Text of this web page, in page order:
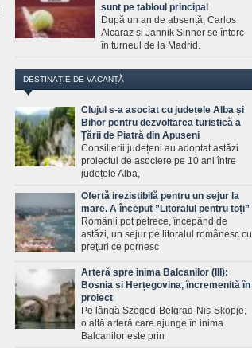
sunt pe tabloul principal
După un an de absență, Carlos
Alcaraz și Jannik Sinner se întorc
în turneul de la Madrid.
DESTINAȚIE DE VACANȚĂ
Clujul s-a asociat cu județele Alba și
Bihor pentru dezvoltarea turistică a
Țării de Piatră din Apuseni
Consilierii județeni au adoptat astăzi
proiectul de asociere pe 10 ani între
județele Alba,
Ofertă irezistibilă pentru un sejur la
mare. A început ”Litoralul pentru toți”
Românii pot petrece, începând de
astăzi, un sejur pe litoralul românesc cu
preţuri ce pornesc
Arteră spre inima Balcanilor (III):
Bosnia și Herțegovina, încremenită în
proiect
Pe lângă Szeged-Belgrad-Niș-Skopje,
o altă arteră care ajunge în inima
Balcanilor este prin